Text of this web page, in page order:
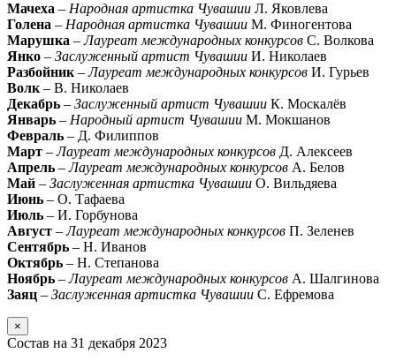
Мачеха – Народная артистка Чувашии Л. Яковлева
Голена – Народная артистка Чувашии М. Финогентова
Марушка –Лауреат международных конкурсов С. Волкова
Янко – Заслуженный артист Чувашии И. Николаев
Разбойник –Лауреат международных конкурсов И. Гурьев
Волк – В. Николаев
Декабрь – Заслуженный артист Чувашии К. Москалёв
Январь – Народный артист Чувашии М. Мокшанов
Февраль – Д. Филиппов
Март –Лауреат международных конкурсов Д. Алексеев
Апрель –Лауреат международных конкурсов А. Белов
Май – Заслуженная артистка Чувашии О. Вильдяева
Июнь – О. Тафаева
Июль – И. Горбунова
Август –Лауреат международных конкурсов П. Зеленев
Сентябрь – Н. Иванов
Октябрь – Н. Степанова
Ноябрь –Лауреат международных конкурсов А. Шалгинова
Заяц – Заслуженная артистка Чувашии С. Ефремова
×
Состав на 31 декабря 2023